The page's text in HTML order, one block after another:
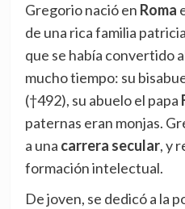
Gregorio nació en Roma
de una rica familia
que se había convertido
mucho tiempo: su
(†492), su abuelo el papa
paternas eran monjas.
a una carrera secular, y
formación intelectual.
De joven, se dedicó a la